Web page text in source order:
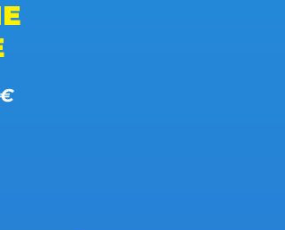
Precio de oferta